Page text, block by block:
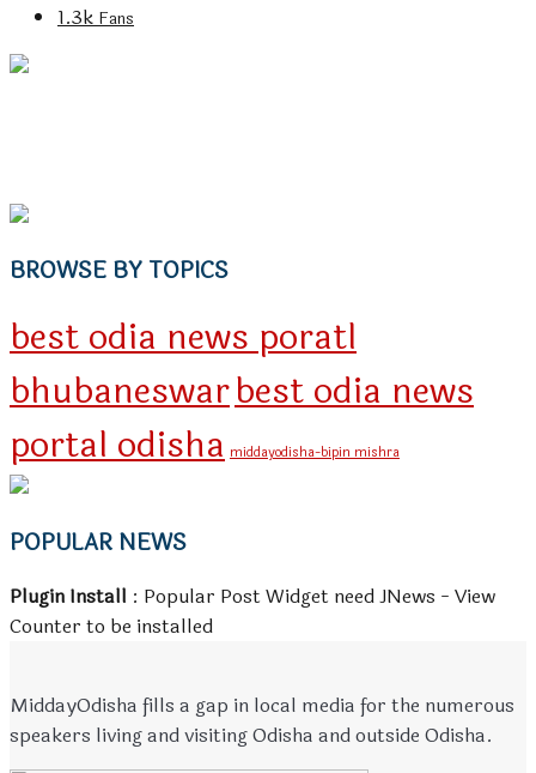
1.3k Fans
BROWSE BY TOPICS
best odia news poratl
bhubaneswarbest odia news
portal odisha middayodisha-bipin mishra
POPULAR NEWS
Plugin Install : Popular Post Widget need JNews - View
Counter to be installed
MiddayOdisha fills a gap in local media for the numerous
speakers living and visiting Odisha and outside Odisha.